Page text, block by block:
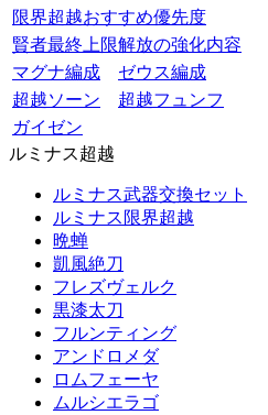
限界超越おすすめ優先度
賢者最終上限解放の強化内容
マグナ編成
ゼウス編成
超越ソーン
超越フュンフ
ガイゼン
ルミナス超越
ルミナス武器交換セット
ルミナス限界超越
晩蝉
凱風絶刀
フレズヴェルク
黒漆太刀
フルンティング
アンドロメダ
ロムフェーヤ
ムルシエラゴ